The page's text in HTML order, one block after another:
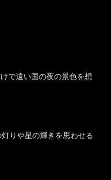
で遠い国の夜の景色を想
りや星の輝きを思わせる